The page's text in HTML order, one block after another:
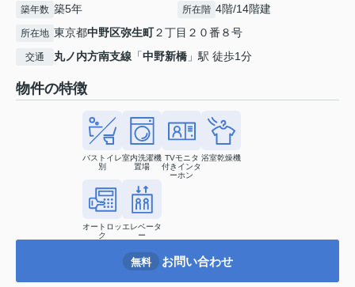
築年数 築5年 所在階 4階/14階建
所在地 東京都中野区弥生町２丁目２０番８号
交通 丸ノ内方南支線 「中野新橋 」駅 徒歩1分
物件の特徴
バストイレ
別
室内洗濯機
置場
TVモニタ
付きインタ
ーホン
浴室乾燥機
オートロッ
ク
エレベータ
ー
無料 お問い合わせ